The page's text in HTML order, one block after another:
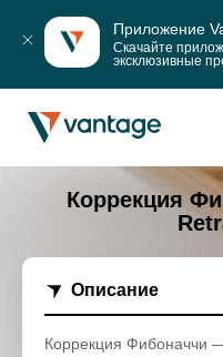
Приложение
Скачайте
эксклюзивные
Коррекция
Описание
Коррекция Фибоначчи